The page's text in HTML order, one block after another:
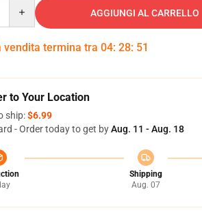
AGGIUNGI AL CARRELLO
vendita termina tra 04: 28: 50
to Your Location
ship:$6.99
- Order today to get byAug. 11 - Aug. 18
Shipping
Aug. 07